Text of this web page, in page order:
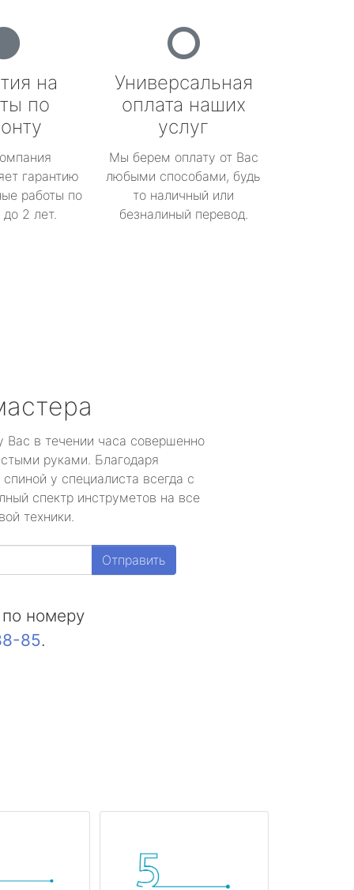
на
по
гарантию
работы по
2 лет.
Универсальная
оплата наших
услуг
Мы берем оплату от Вас
любыми способами, будь
то наличный или
безналиный перевод.
Вас в течении часа совершенно
руками. Благодаря
у специалиста всегда с
спектр инструметов на все
техники.
Отправить
номеру
85.